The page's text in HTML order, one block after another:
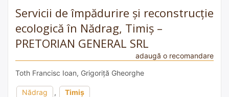
Servicii de împădurire și reconstrucție
ecologică în Nădrag, Timiș –
PRETORIAN GENERAL SRL
adaugă o recomandare
Toth Francisc Ioan, Grigoriță Gheorghe
Nădrag , Timiș